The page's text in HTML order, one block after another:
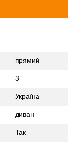
прямий
3
Україна
диван
Так